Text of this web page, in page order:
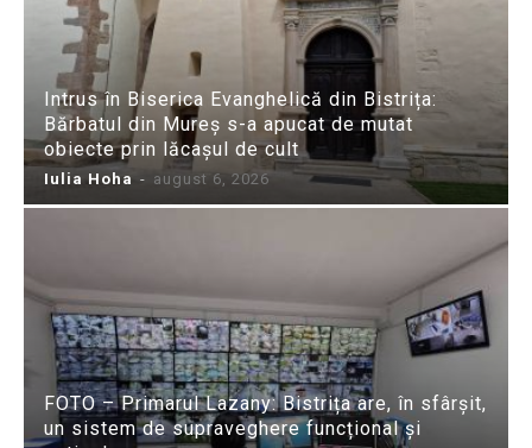
Intrus în Biserica Evanghelică din Bistrița:
Bărbatul din Mureș s-a apucat de mutat
obiecte prin lăcașul de cult
Iulia Hoha - august 6, 2026
FOTO – Primarul Lazany: Bistrița are, în sfârșit,
un sistem de supraveghere funcțional și